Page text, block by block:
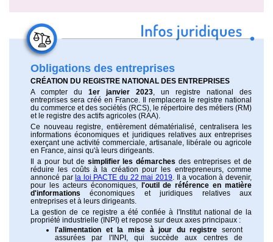
Obligations des entreprises
CRÉATION DU REGISTRE NATIONAL DES ENTREPRISES
A compter du 1er janvier 2023 , un registre national des
entreprises sera créé en France. Il remplacera le registre national
du commerce et des sociétés (RCS), le répertoire des métiers (RM)
et le registre des actifs agricoles (RAA).
Ce nouveau registre, entièrement dématérialisé, centralisera les
informations économiques et juridiques relatives aux entreprises
exerçant une activité commerciale, artisanale, libérale ou agricole
en France, ainsi qu'à leurs dirigeants.
Il a pour but de simplifier les démarches des entreprises et de
réduire les coûts à la création pour les entrepreneurs, comme
annoncé parla loi PACTE du 22 mai 2019 . Il a vocation à devenir,
pour les acteurs économiques, l'outil de référence en matière
d'informations économiques et juridiques relatives aux
entreprises et à leurs dirigeants.
La gestion de ce registre a été confiée à l'Institut national de la
propriété industrielle (INPI) et repose sur deux axes principaux :
l'alimentation et la mise à jour du registre seront
assurées par l'INPI, qui succède aux centres de